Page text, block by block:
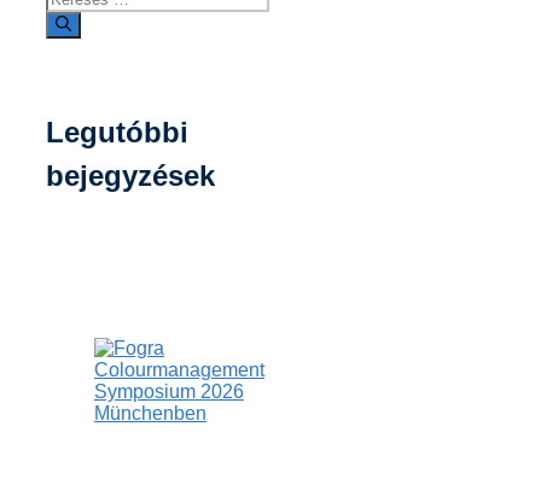
Legutóbbi
bejegyzések